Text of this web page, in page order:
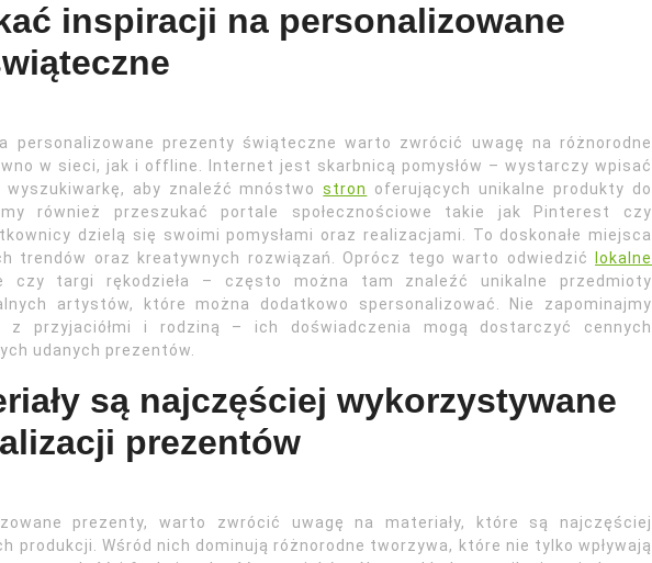
inspiracji na personalizowane
personalizowane prezenty świąteczne warto zwrócić uwagę na różnorodne
w sieci, jak i offline. Internet jest skarbnicą pomysłów – wystarczy wpisać
wyszukiwarkę, aby znaleźć mnóstwostron
oferujących unikalne produkty do
również przeszukać portale społecznościowe takie jak Pinterest czy
dzielą się swoimi pomysłami oraz realizacjami. To doskonałe miejsca
trendów oraz kreatywnych rozwiązań. Oprócz tego warto odwiedzić
lokalne
czy targi rękodzieła – często można tam znaleźć unikalne przedmioty
artystów, które można dodatkowo spersonalizować. Nie zapominajmy
z przyjaciółmi i rodziną – ich doświadczenia mogą dostarczyć cennych
udanych prezentów.
są najczęściej wykorzystywane
prezentów
prezenty, warto zwrócić uwagę na materiały, które są najczęściej
produkcji. Wśród nich dominują różnorodne tworzywa, które nie tylko wpływają